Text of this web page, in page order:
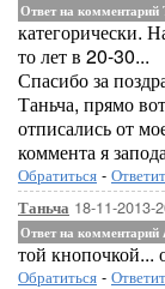
Ответ на комментарий
категорически.
то лет в 20-30...
Спасибо за
Таньча, прямо
отписались от
коммента я
Обратиться -
Таньча 18-11-2013-
Ответ на
той кнопочкой...
Обратиться -